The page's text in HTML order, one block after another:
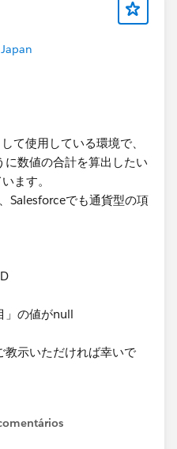
Japan
て使用している環境で、
数値の合計を算出したい
ます。
Salesforceでも通貨型の項
」の値がnull
教示いただければ幸いで